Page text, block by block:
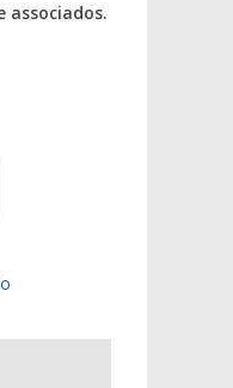
associados.